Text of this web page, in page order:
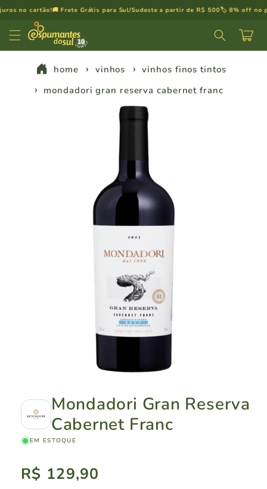
para o
conteúdo
no cartão!🚚 Frete Grátis para Sul/Sudeste a partir de R$ 500 🏷️ 8% off no pix
home vinhos
vinhos finos tintos
mondadori gran reserva cabernet franc
Mondadori Gran Reserva
Cabernet Franc
EM ESTOQUE
Preço
R$ 129,90